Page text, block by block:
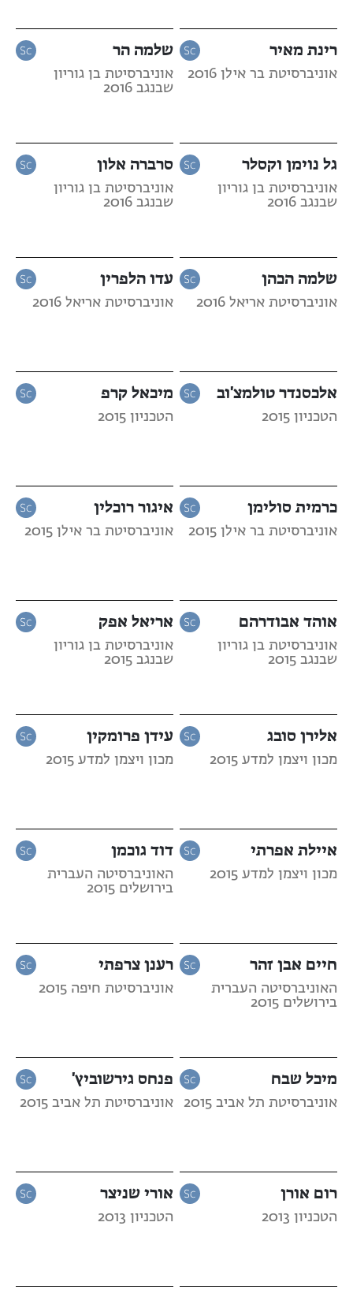
רינת מאיר
אוניברסיטת בר אילן 2016
שלמה הר
אוניברסיטת בן גוריון
שבנגב 2016
גל נוימן וקסלר
אוניברסיטת בן גוריון
שבנגב 2016
סרברה אלון
אוניברסיטת בן גוריון
שבנגב 2016
שלמה הכהן
אוניברסיטת אריאל 2016
עדו הלפרין
אוניברסיטת אריאל 2016
אלכסנדר טולמצ'וב
הטכניון 2015
מיכאל קרפ
הטכניון 2015
כרמית סולימן
אוניברסיטת בר אילן 2015
איגור רוכלין
אוניברסיטת בר אילן 2015
אוהד אבודרהם
אוניברסיטת בן גוריון
שבנגב 2015
אריאל אפק
אוניברסיטת בן גוריון
שבנגב 2015
אלירן סובג
מכון ויצמן למדע 2015
עידן פרומקין
מכון ויצמן למדע 2015
איילת אפרתי
מכון ויצמן למדע 2015
דוד גוכמן
האוניברסיטה העברית
בירושלים 2015
חיים אבן זהר
האוניברסיטה העברית
בירושלים 2015
רענן צרפתי
אוניברסיטת חיפה 2015
מיכל שבח
אוניברסיטת תל אביב 2015
פנחס גירשוביץ'
אוניברסיטת תל אביב 2015
רום אורן
הטכניון 2013
אורי שניצר
הטכניון 2013